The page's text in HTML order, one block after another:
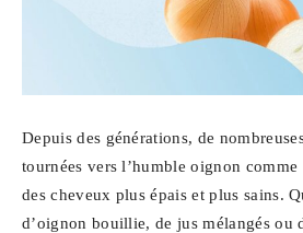
Depuis des générations, de
tournées vers l’humble oignon
des cheveux plus épais et plus sains.
d’oignon bouillie, de jus mélangés ou